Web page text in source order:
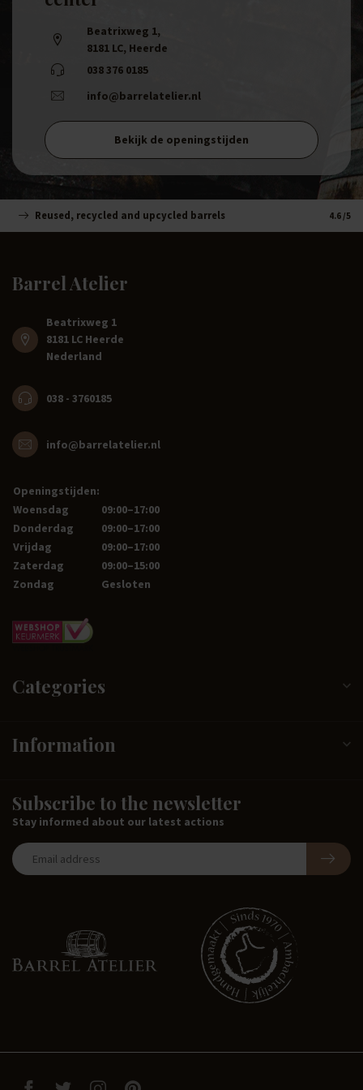
Beatrixweg 1,
8181 LC, Heerde
038 376 0185
info@barrelatelier.nl
Bekijk de openingstijden
Reused, recycled and upcycled barrels 4.6 /5
Barrel Atelier
Beatrixweg 1
8181 LC Heerde
Nederland
038 - 3760185
info@barrelatelier.nl
Openingstijden:
Woensdag
09:00–17:00
Donderdag
09:00–17:00
Vrijdag
09:00–17:00
Zaterdag
09:00–15:00
Zondag
Gesloten
Categories
Information
Subscribe to the newsletter
Stay informed about our latest actions